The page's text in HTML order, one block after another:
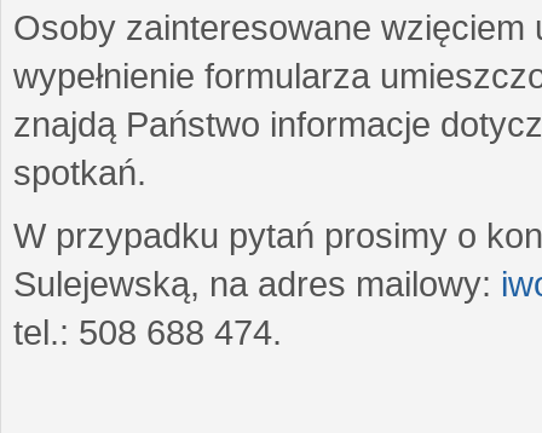
Osoby zainteresowane wzięciem
wypełnienie formularza
znajdą Państwo informacje
spotkań.
W przypadku pytań prosimy o
Sulejewską, na adres mailowy:
tel.: 508 688 474.